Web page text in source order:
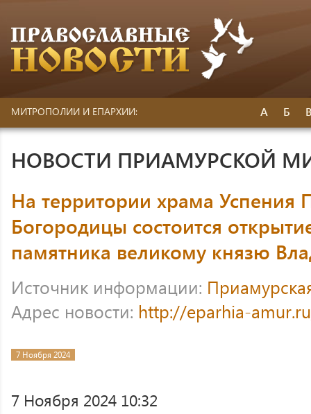
МИТРОПОЛИИ И ЕПАРХИИ: А Б
НОВОСТИ ПРИАМУРСКОЙ
На территории храма Успения
Богородицы состоится
памятника великому князю
Источник информации:
Адрес новости: http://eparhia-
7 Ноября 2024
7 Ноября 2024 10:32